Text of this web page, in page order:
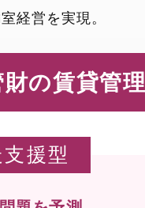
経営を実現。
の賃貸管理
援型